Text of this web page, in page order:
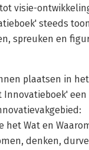
visie-
steeds
spreuken en
plaatsen in
het Wat en
denken,